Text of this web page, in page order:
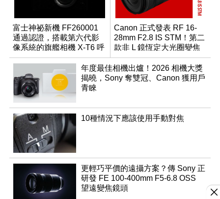
富士神祕新機 FF260001
通過認證，搭載第六代影
像系統的旗艦相機 X-T6 呼
之欲出？
Canon 正式發表 RF 16-
28mm F2.8 IS STM！第二
款非 L 鏡恆定大光圈變焦
鏡
年度最佳相機出爐！2026 相機大獎
揭曉，Sony 奪雙冠、Canon 獲用戶
青睞
10種情況下應該使用手動對焦
更輕巧平價的遠攝方案？傳 Sony 正
研發 FE 100-400mm F5-6.8 OSS
望遠變焦鏡頭